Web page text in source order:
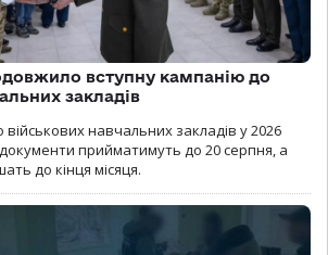
вступну кампанію до
закладів
навчальних закладів у 2026
прийматимуть до 20 серпня, а
до кінця місяця.